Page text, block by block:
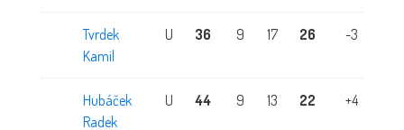
Tvrdek
Kamil
U 36 9 17 26 -3
Hubáček
Radek
U 44 9 13 22 +4